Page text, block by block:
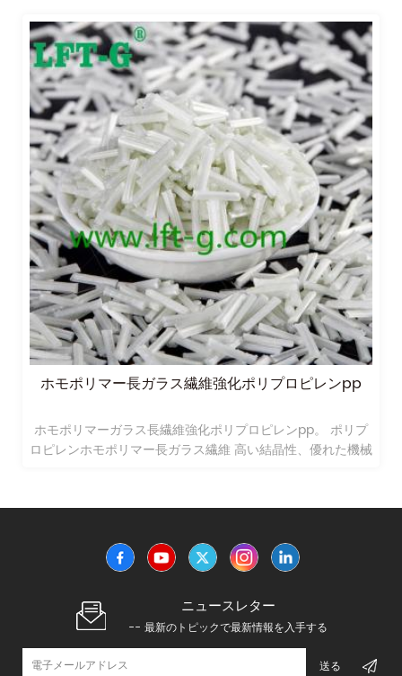
ポリプロピレンppホモポリマー長ガラス繊維強化
ホモポリマーガラス長繊維強化ポリプロピレンpp。 ポリプ
ロピレンホモポリマー長ガラス繊維 高い結晶性、優れた機械
ニュースレター
-- 最新のトピックで最新情報を入手する